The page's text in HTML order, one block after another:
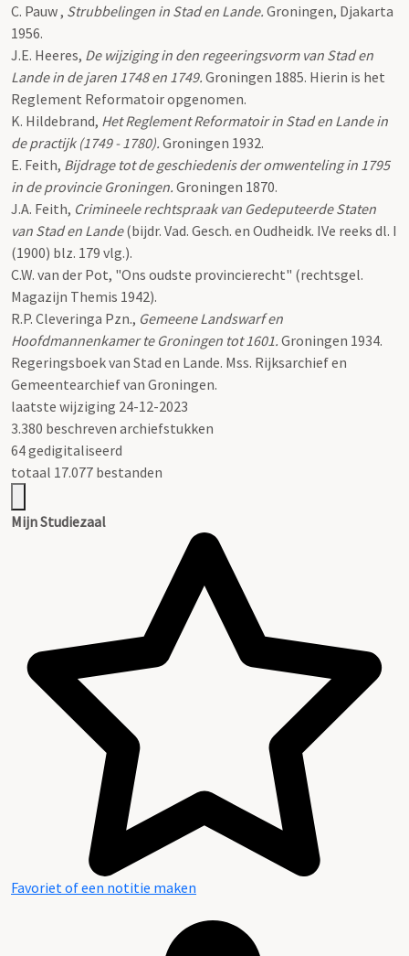
C. Pauw , Strubbelingen in Stad en Lande. Groningen, Djakarta
1956.
J.E. Heeres, De wijziging in den regeeringsvorm van Stad en
Lande in de jaren 1748 en 1749. Groningen 1885. Hierin is het
Reglement Reformatoir opgenomen.
K. Hildebrand, Het Reglement Reformatoir in Stad en Lande in
de practijk (1749 - 1780). Groningen 1932.
E. Feith, Bijdrage tot de geschiedenis der omwenteling in 1795
in de provincie Groningen. Groningen 1870.
J.A. Feith, Crimineele rechtspraak van Gedeputeerde Staten
van Stad en Lande(bijdr. Vad. Gesch. en Oudheidk. IVe reeks dl. I
(1900) blz. 179 vlg.).
C.W. van der Pot, "Ons oudste provincierecht" (rechtsgel.
Magazijn Themis 1942).
R.P. Cleveringa Pzn., Gemeene Landswarf en
Hoofdmannenkamer te Groningen tot 1601. Groningen 1934.
Regeringsboek van Stad en Lande. Mss. Rijksarchief en
Gemeentearchief van Groningen.
laatste wijziging 24-12-2023
3.380 beschreven archiefstukken
64 gedigitaliseerd
totaal 17.077 bestanden
Mijn Studiezaal
Favoriet of een notitie maken